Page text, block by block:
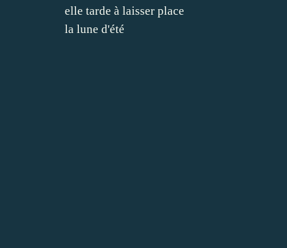
elle tarde à laisser place
la lune d'été